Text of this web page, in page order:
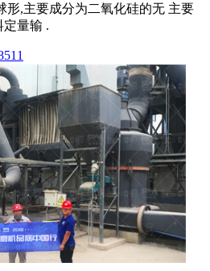
形,主要成分为二氧化硅的无 主要
量输 .